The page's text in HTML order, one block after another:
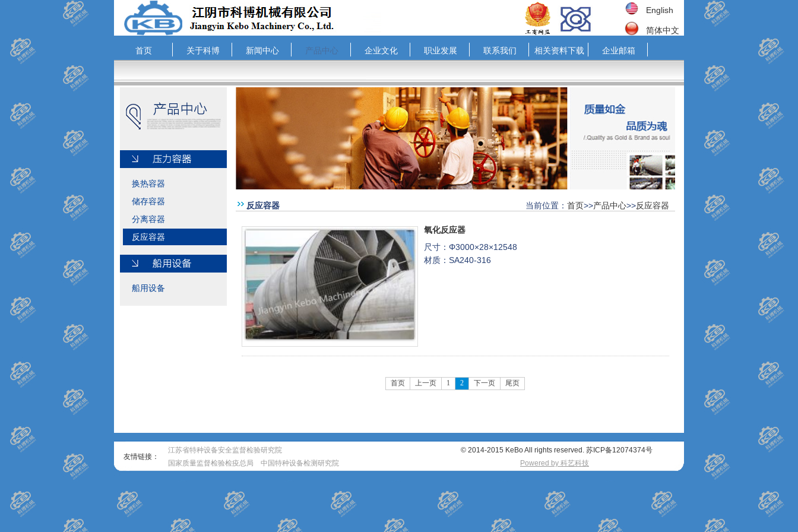
English
简体中文
首页 关于科博 新闻中心 产品中心 企业文化 职业发展 联系我们 相关资料下载 企业邮箱
换热容器
储存容器
分离容器
反应容器
船用设备
当前位置： 首页>>产品中心>>反应容器
反应容器
氧化反应器
尺寸：Φ3000×28×12548
材质：SA240-316
首页 上一页 1 2 下一页 尾页
友情链接：
江苏省特种设备安全监督检验研究院 © 2014-2015 KeBo All rights reserved. 苏ICP备12074374号
Powered by 科艺科技
国家质量监督检验检疫总局 中国特种设备检测研究院